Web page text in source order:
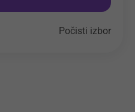
Počisti izbor